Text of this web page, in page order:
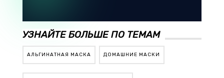
УЗНАЙТЕ БОЛЬШЕ ПО ТЕМАМ
АЛЬГИНАТНАЯ МАСКА ДОМАШНИЕ МАСКИ